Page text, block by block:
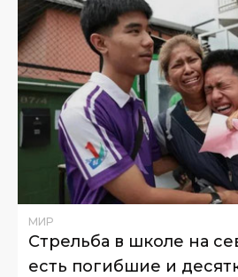
МИР
Стрельба в школе на
есть погибшие и